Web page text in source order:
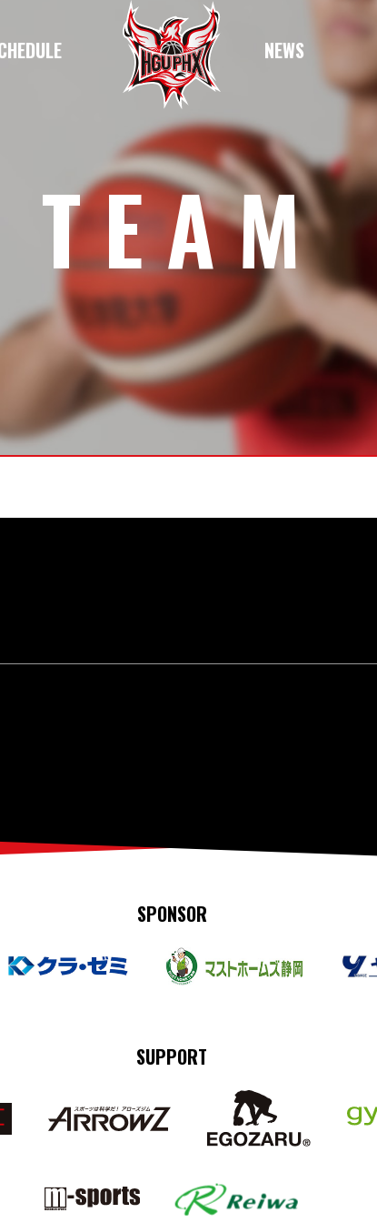
NEWS
TEAM
SPONSOR
SUPPORT